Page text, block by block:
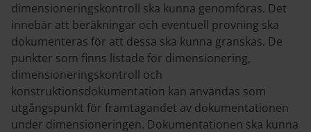
dimensioneringskontroll ska kunna genomföras. Det
innebär att beräkningar och eventuell provning ska
dokumenteras för att dessa ska kunna granskas. De
punkter som finns listade för dimensionering,
dimensioneringskontroll och
konstruktionsdokumentation kan användas som
utgångspunkt för framtagandet av dokumentationen
under dimensioneringen. Dokumentationen ska kunna